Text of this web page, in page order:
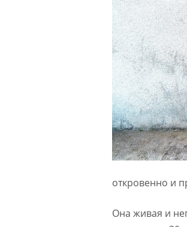
откровенно и
Она живая и